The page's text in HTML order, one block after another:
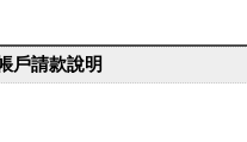
戶請款說明